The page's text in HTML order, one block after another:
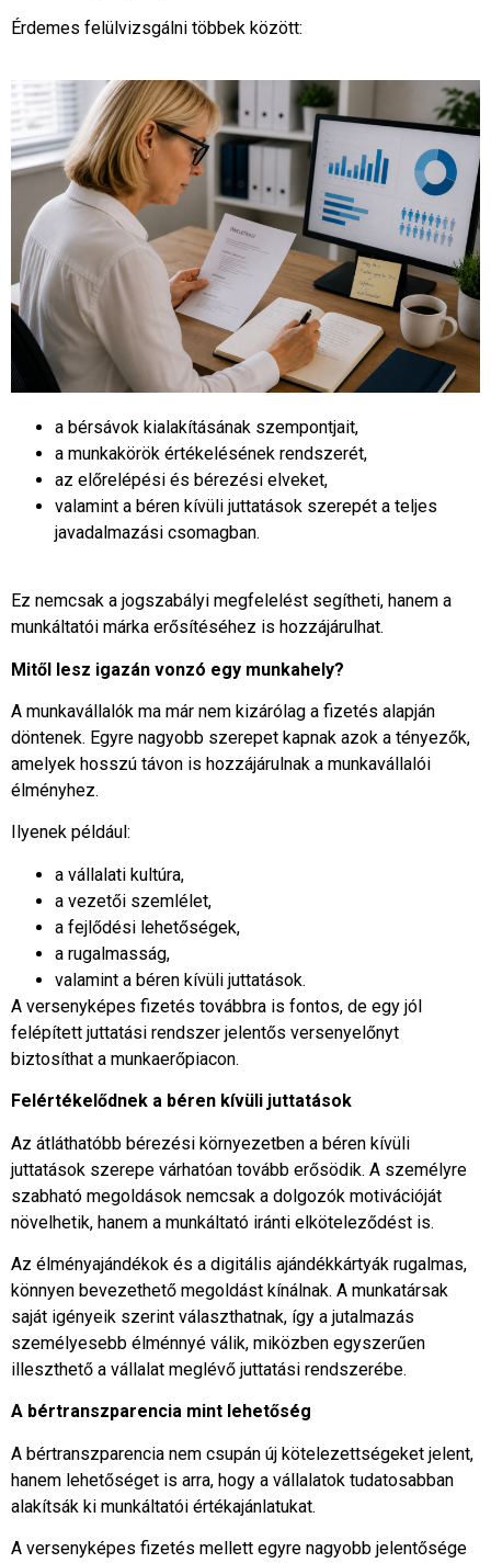
Érdemes felülvizsgálni többek között:
a bérsávok kialakításának szempontjait,
a munkakörök értékelésének rendszerét,
az előrelépési és bérezési elveket,
valamint a béren kívüli juttatások szerepét a teljes
javadalmazási csomagban.
Ez nemcsak a jogszabályi megfelelést segítheti, hanem a
munkáltatói márka erősítéséhez is hozzájárulhat.
Mitől lesz igazán vonzó egy munkahely?
A munkavállalók ma már nem kizárólag a fizetés alapján
döntenek. Egyre nagyobb szerepet kapnak azok a tényezők,
amelyek hosszú távon is hozzájárulnak a munkavállalói
élményhez.
Ilyenek például:
a vállalati kultúra,
a vezetői szemlélet,
a fejlődési lehetőségek,
a rugalmasság,
valamint a béren kívüli juttatások.
A versenyképes fizetés továbbra is fontos, de egy jól
felépített juttatási rendszer jelentős versenyelőnyt
biztosíthat a munkaerőpiacon.
Felértékelődnek a béren kívüli juttatások
Az átláthatóbb bérezési környezetben a béren kívüli
juttatások szerepe várhatóan tovább erősödik. A személyre
szabható megoldások nemcsak a dolgozók motivációját
növelhetik, hanem a munkáltató iránti elköteleződést is.
Az élményajándékok és a digitális ajándékkártyák rugalmas,
könnyen bevezethető megoldást kínálnak. A munkatársak
saját igényeik szerint választhatnak, így a jutalmazás
személyesebb élménnyé válik, miközben egyszerűen
illeszthető a vállalat meglévő juttatási rendszerébe.
A bértranszparencia mint lehetőség
A bértranszparencia nem csupán új kötelezettségeket jelent,
hanem lehetőséget is arra, hogy a vállalatok tudatosabban
alakítsák ki munkáltatói értékajánlatukat.
A versenyképes fizetés mellett egyre nagyobb jelentősége